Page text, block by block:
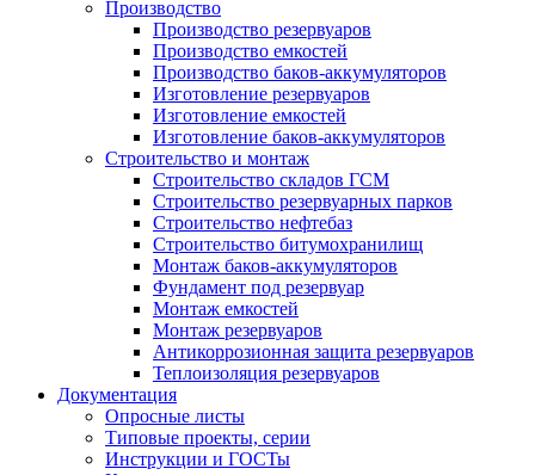
Производство
Производство резервуаров
Производство емкостей
Производство баков-аккумуляторов
Изготовление резервуаров
Изготовление емкостей
Изготовление баков-аккумуляторов
Строительство и монтаж
Строительство складов ГСМ
Строительство резервуарных парков
Строительство нефтебаз
Строительство битумохранилищ
Монтаж баков-аккумуляторов
Фундамент под резервуар
Монтаж емкостей
Монтаж резервуаров
Антикоррозионная защита резервуаров
Теплоизоляция резервуаров
Документация
Опросные листы
Типовые проекты, серии
Инструкции и ГОСТы